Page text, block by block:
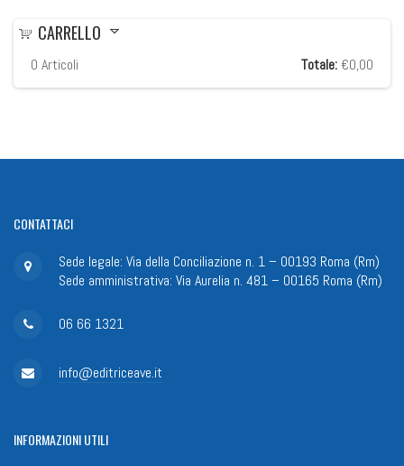
CARRELLO
0 Articoli Totale: €0,00
CONTATTACI
Sede legale: Via della Conciliazione n. 1 – 00193 Roma (Rm)
Sede amministrativa: Via Aurelia n. 481 – 00165 Roma (Rm)
06 66 1321
info@editriceave.it
INFORMAZIONIUTILI